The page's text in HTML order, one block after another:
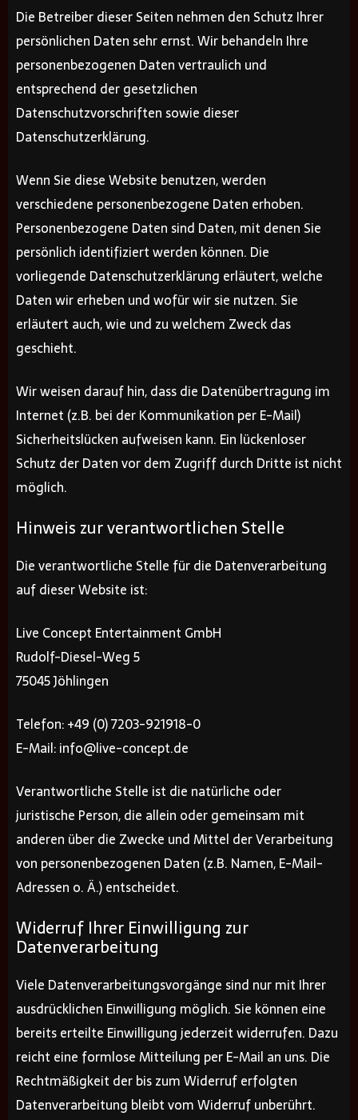
Die Betreiber dieser Seiten nehmen den Schutz Ihrer
persönlichen Daten sehr ernst. Wir behandeln Ihre
personenbezogenen Daten vertraulich und
entsprechend der gesetzlichen
Datenschutzvorschriften sowie dieser
Datenschutzerklärung.
Wenn Sie diese Website benutzen, werden
verschiedene personenbezogene Daten erhoben.
Personenbezogene Daten sind Daten, mit denen Sie
persönlich identifiziert werden können. Die
vorliegende Datenschutzerklärung erläutert, welche
Daten wir erheben und wofür wir sie nutzen. Sie
erläutert auch, wie und zu welchem Zweck das
geschieht.
Wir weisen darauf hin, dass die Datenübertragung im
Internet (z.B. bei der Kommunikation per E-Mail)
Sicherheitslücken aufweisen kann. Ein lückenloser
Schutz der Daten vor dem Zugriff durch Dritte ist nicht
möglich.
Hinweis zur verantwortlichen Stelle
Die verantwortliche Stelle für die Datenverarbeitung
auf dieser Website ist:
Live Concept Entertainment GmbH
Rudolf-Diesel-Weg 5
75045 Jöhlingen
Telefon: +49 (0) 7203-921918-0
E-Mail: info@live-concept.de
Verantwortliche Stelle ist die natürliche oder
juristische Person, die allein oder gemeinsam mit
anderen über die Zwecke und Mittel der Verarbeitung
von personenbezogenen Daten (z.B. Namen, E-Mail-
Adressen o. Ä.) entscheidet.
Widerruf Ihrer Einwilligung zur
Datenverarbeitung
Viele Datenverarbeitungsvorgänge sind nur mit Ihrer
ausdrücklichen Einwilligung möglich. Sie können eine
bereits erteilte Einwilligung jederzeit widerrufen. Dazu
reicht eine formlose Mitteilung per E-Mail an uns. Die
Rechtmäßigkeit der bis zum Widerruf erfolgten
Datenverarbeitung bleibt vom Widerruf unberührt.